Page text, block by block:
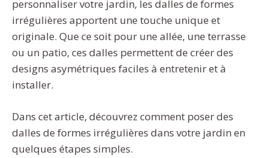
personnaliser votre jardin, les dalles de formes
irrégulières apportent une touche unique et
originale. Que ce soit pour une allée, une terrasse
ou un patio, ces dalles permettent de créer des
designs asymétriques faciles à entretenir et à
installer.
Dans cet article, découvrez comment poser des
dalles de formes irrégulières dans votre jardin en
quelques étapes simples.